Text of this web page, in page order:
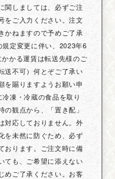
関しましては、必ずご注
をご入力ください。注文
かねますので予めご了承
定変更に伴い、2023年6
かる運賃は転送先様のご
送不可）何とぞご了承い
を賜りますようお願い申
凍・冷蔵の食品を取り
観点から、「置き配」
対応しておりません。外
を未然に防ぐため、必ず
おります。ご注文時に備
ても、ご希望に添えない
めご了承ください。お客